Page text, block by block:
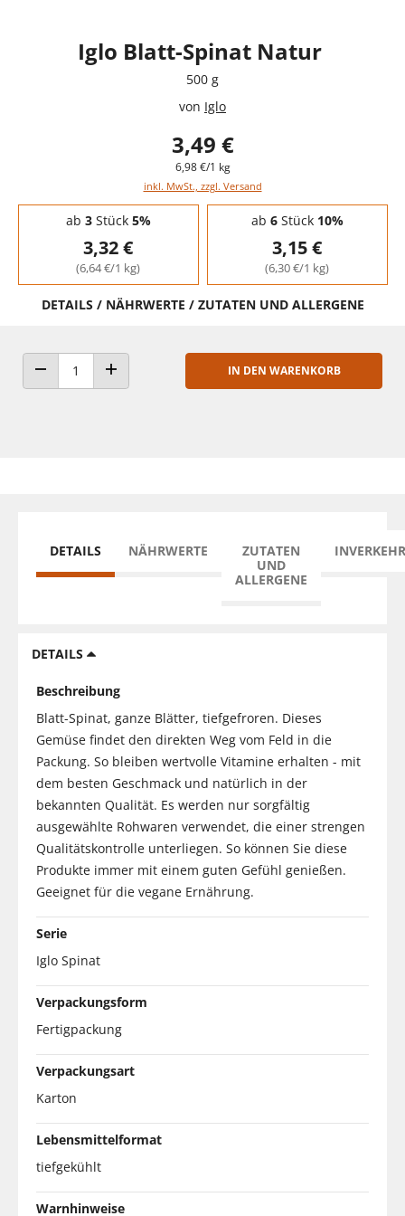
Iglo Blatt-Spinat Natur
500 g
von Iglo
3,49 €
6,98 €/1 kg
inkl. MwSt., zzgl. Versand
Staffelpreise - Mengenrabatt
ab 3Stück 5%
3,32 €
(6,64 €/1 kg)
ab 6Stück 10%
3,15 €
(6,30 €/1 kg)
DETAILS / NÄHRWERTE / ZUTATEN UND ALLERGENE
ANZAHL VERRINGERNANZAHL ERHÖHEN
IN DEN WARENKORB
DETAILS NÄHRWERTE
ZUTATEN
UND
ALLERGENE
DETAILS
Beschreibung
Blatt-Spinat, ganze Blätter, tiefgefroren. Dieses
Gemüse findet den direkten Weg vom Feld in die
Packung. So bleiben wertvolle Vitamine erhalten - mit
dem besten Geschmack und natürlich in der
bekannten Qualität. Es werden nur sorgfältig
ausgewählte Rohwaren verwendet, die einer strengen
Qualitätskontrolle unterliegen. So können Sie diese
Produkte immer mit einem guten Gefühl genießen.
Geeignet für die vegane Ernährung.
Serie
Iglo Spinat
Verpackungsform
Fertigpackung
Verpackungsart
Karton
Lebensmittelformat
tiefgekühlt
Warnhinweise